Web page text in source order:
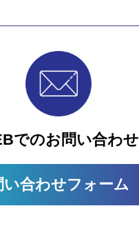
でのお問い合わせ
い合わせフォーム